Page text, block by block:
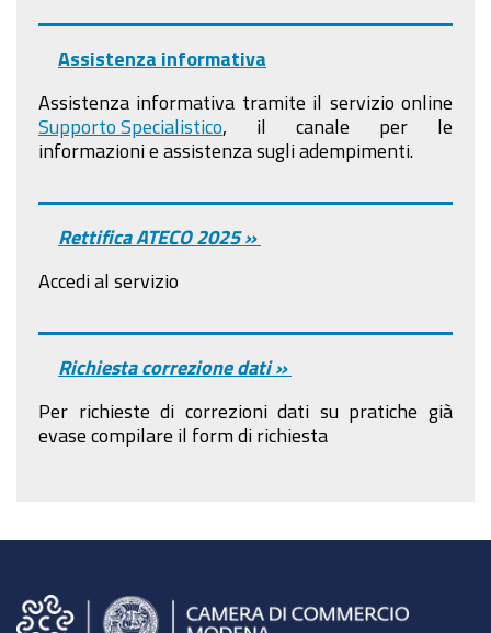
Assistenza informativa
Assistenza informativa tramite il servizio online
Supporto Specialistico , il canale per le
informazioni e assistenza sugli adempimenti.
Rettifica ATECO 2025 »
Accedi al servizio
Richiesta correzione dati »
Per richieste di correzioni dati su pratiche già
evase compilare il form di richiesta